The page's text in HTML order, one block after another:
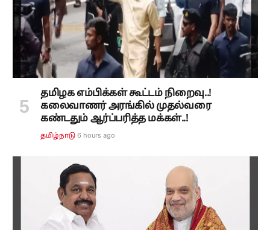
தமிழக எம்பிக்கள் கூட்டம் நிறைவு..!
கலைவாணர் அரங்கில் முதல்வரை
கண்டதும் ஆர்ப்பரித்த மக்கள்..!
தமிழ்நாடு 6 hours ago